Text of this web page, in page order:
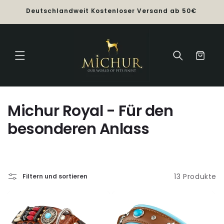
Deutschlandweit Kostenloser Versand ab 50€
Warenkorb
K
a
g
r
Michur Royal - Für den
besonderen Anlass
Filtern und sortieren 13 Produkte